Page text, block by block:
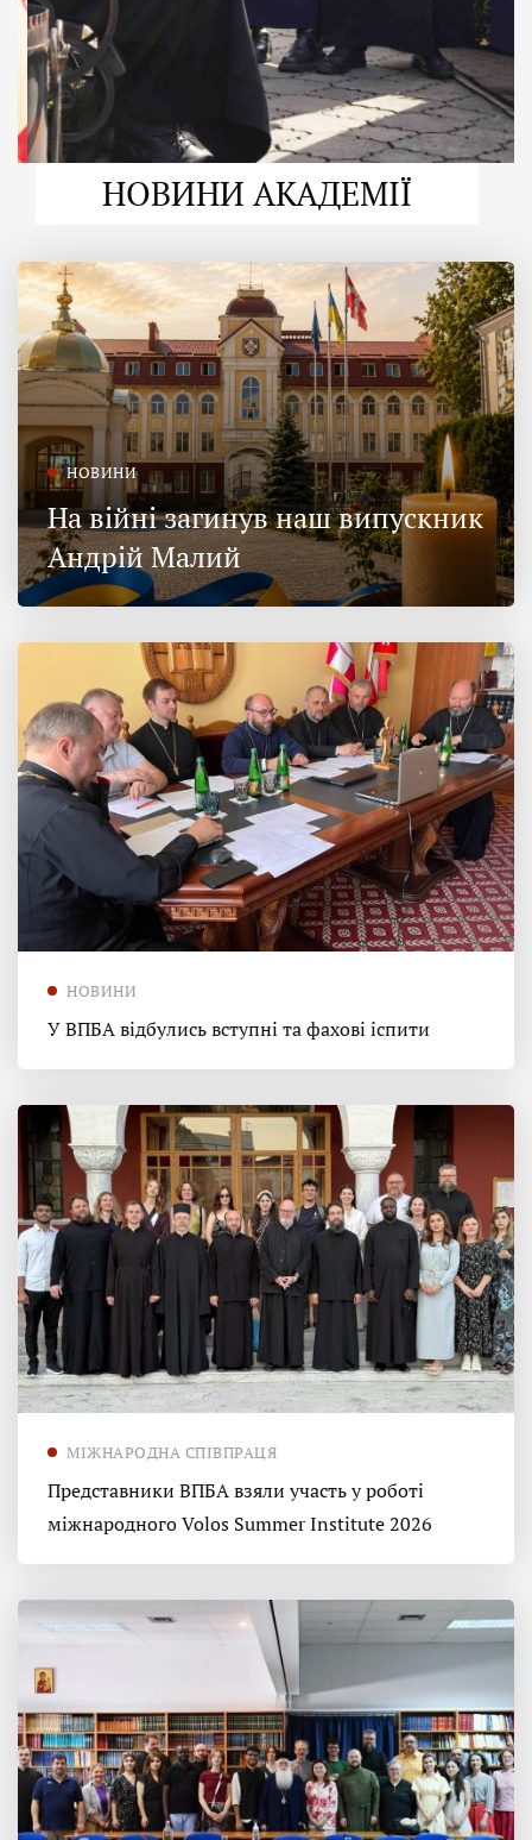
НОВИНИ АКАДЕМІЇ
НОВИНИ
На війні загинув наш випускник
Андрій Малий
НОВИНИ
У ВПБА відбулись вступні та фахові іспити
МІЖНАРОДНА СПІВПРАЦЯ
Представники ВПБА взяли участь у роботі
міжнародного Volos Summer Institute 2026